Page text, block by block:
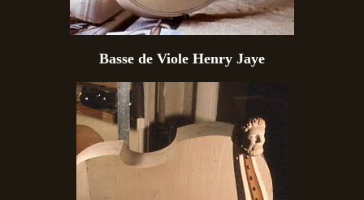
Basse de Viole Henry Jaye